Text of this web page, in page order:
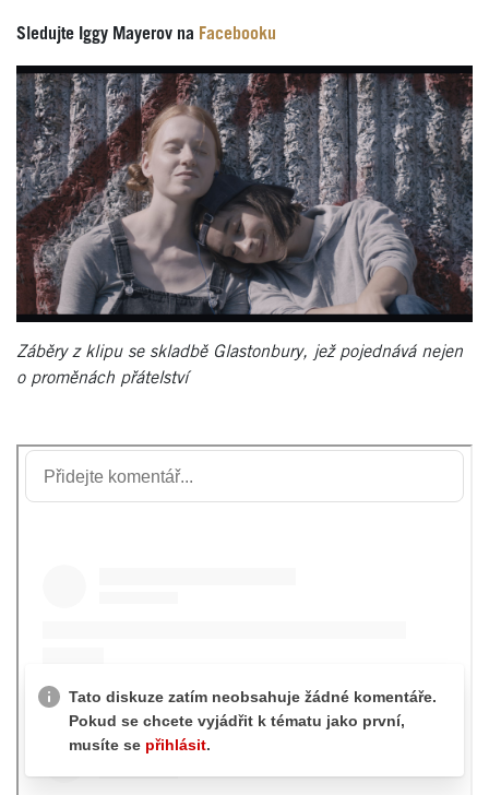
Sledujte Iggy Mayerov na Facebooku
Záběry z klipu se skladbě Glastonbury, jež pojednává nejen
o proměnách přátelství